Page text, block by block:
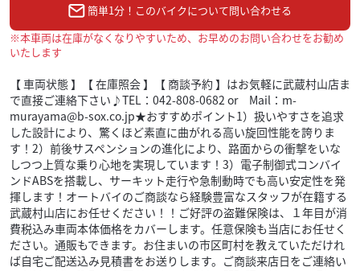
簡単1分！このバイクについて問い合わせる
※本車両は在庫がなくなりやすいため、お早めのお問い合わせをお勧め
いたします
【 車両状態 】【 在庫照会 】【 商談予約 】はお気軽に武蔵村山店ま
で直接ご連絡下さい♪TEL：042-808-0682 or Mail：m-
murayama@b-sox.co.jp★おすすめポイント1）扱いやすさを追求
した設計により、驚くほど素直に曲がれる高い旋回性能を誇りま
す！2）前後サスペンションの進化により、路面からの衝撃をいな
しつつ上質な乗り心地を実現しています！3）電子制御式コンバイ
ンドABSを搭載し、サーキット走行や急制動時でも高い安定性を発
揮します！オートバイのご商談なら経験豊富なスタッフが在籍する
武蔵村山店にお任せください！！ご好評の盗難保険は、１年目が消
費税込み車両本体価格をカバーします。任意保険も当店にお任せく
ださい。通販もできます。お住まいの市区町村を教えていただけれ
ば自宅ご配送込み見積書をお送りします。ご商談来店日をご連絡い